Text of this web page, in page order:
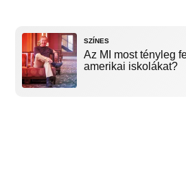
SZÍNES
Az MI most tényleg
amerikai iskolákat?